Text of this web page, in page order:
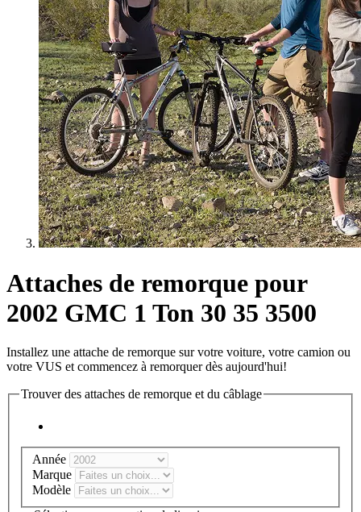
Attaches de remorque pour
2002 GMC 1 Ton 30 35 3500
Installez une attache de remorque sur votre voiture, votre camion ou
votre VUS et commencez à remorquer dès aujourd'hui!
Trouver des attaches de remorque et du câblage
Année
Marque
Modèle